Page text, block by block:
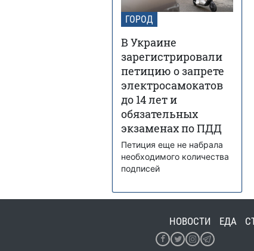
ГОРОД
В Украине
зарегистрировали
петицию о запрете
электросамокатов
до 14 лет и
обязательных
экзаменах по ПДД
Петиция еще не набрала
необходимого количества
подписей
НОВОСТИ ЕДА